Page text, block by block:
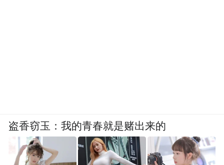
盗香窃玉：我的青春就是赌出来的